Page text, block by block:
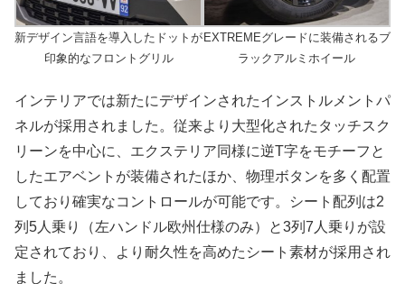
新デザイン言語を導入したドットが
印象的なフロントグリル
EXTREMEグレードに装備されるブ
ラックアルミホイール
インテリアでは新たにデザインされたインストルメントパ
ネルが採用されました。従来より大型化されたタッチスク
リーンを中心に、エクステリア同様に逆T字をモチーフと
したエアベントが装備されたほか、物理ボタンを多く配置
しており確実なコントロールが可能です。シート配列は2
列5人乗り（左ハンドル欧州仕様のみ）と3列7人乗りが設
定されており、より耐久性を高めたシート素材が採用され
ました。